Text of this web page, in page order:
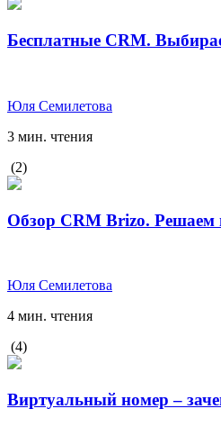
Бесплатные CRM.
Юля Семилетова
3 мин. чтения
(2)
Обзор CRM Brizo. Решаем
Юля Семилетова
4 мин. чтения
(4)
Виртуальный номер –